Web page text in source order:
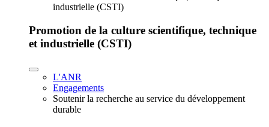
industrielle (CSTI)
Promotion de la culture scientifique, technique
et industrielle (CSTI)
L'ANR
Engagements
Soutenir la recherche au service du développement
durable